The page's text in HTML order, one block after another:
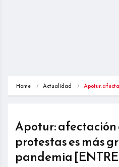
Home Actualidad Apotur:
Apotur: afectación
protestas es más
pandemia